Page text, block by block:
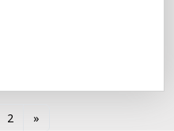
2 »